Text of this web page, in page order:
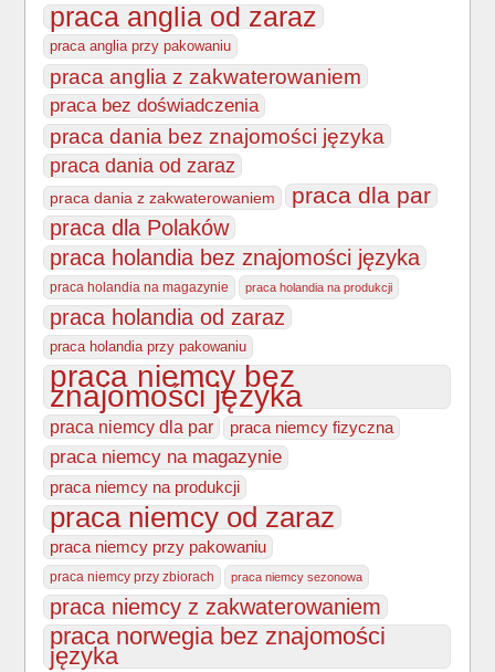
praca anglia od zaraz
praca anglia przy pakowaniu
praca anglia z zakwaterowaniem
praca bez doświadczenia
praca dania bez znajomości języka
praca dania od zaraz
praca dania z zakwaterowaniem praca dla par
praca dla Polaków
praca holandia bez znajomości języka
praca holandia na magazynie praca holandia na produkcji
praca holandia od zaraz
praca holandia przy pakowaniu
praca niemcy bez
znajomości języka
praca niemcy dla par praca niemcy fizyczna
praca niemcy na magazynie
praca niemcy na produkcji
praca niemcy od zaraz
praca niemcy przy pakowaniu
praca niemcy przy zbiorach praca niemcy sezonowa
praca niemcy z zakwaterowaniem
praca norwegia bez znajomości
języka